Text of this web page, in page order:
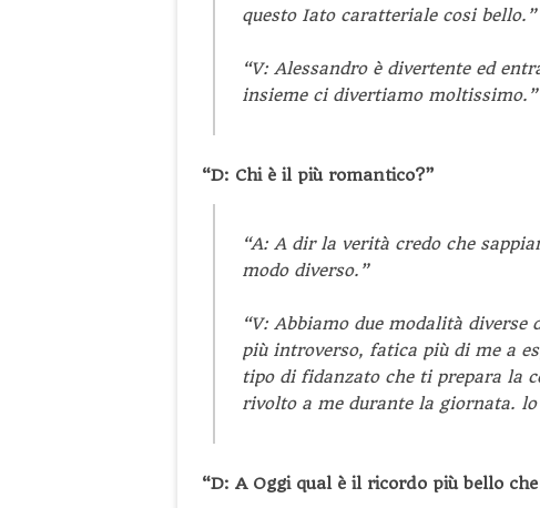
questo Iato caratteriale cosi bello.”
“V: Alessandro è divertente ed
insieme ci divertiamo moltissimo.”
“D: Chi è il più romantico?”
“A: A dir la verità credo che
modo diverso.”
“V: Abbiamo due modalità diverse
più introverso, fatica più di me a
tipo di fidanzato che ti prepara la
rivolto a me durante la giornata.
“D: A Oggi qual è il ricordo più bello